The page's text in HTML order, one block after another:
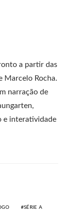
a partir das
Marcelo Rocha.
narração de
e interatividade
SÉRIE A